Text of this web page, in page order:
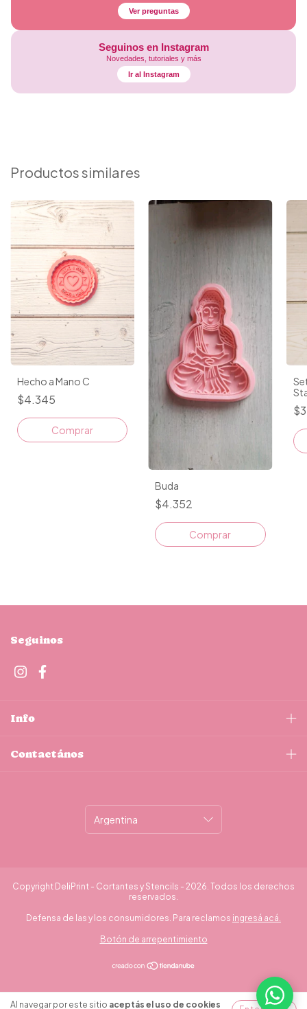
Al navegar por este sitio aceptás el uso de cookies
Ver preguntas
Seguinos en Instagram
Novedades, tutoriales y más
Ir al Instagram
Productos similares
Hecho a Mano C
$4.345
Comprar
Buda
$4.352
Comprar
Seguinos
Info
Contactános
Copyright DeliPrint - Cortantes y Stencils - 2026. Todos los derechos
reservados.
Defensa de las y los consumidores. Para reclamos ingresá acá.
Botón de arrepentimiento